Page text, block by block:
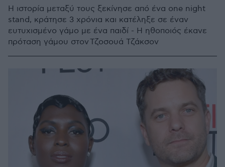
Η ιστορία μεταξύ τους ξεκίνησε από ένα one night
stand, κράτησε 3 χρόνια και κατέληξε σε έναν
ευτυχισμένο γάμο με ένα παιδί - Η ηθοποιός έκανε
πρόταση γάμου στον Τζοσουά Τζάκσον